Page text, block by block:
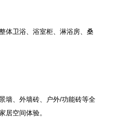
体卫浴、浴室柜、淋浴房、桑
墙、外墙砖、户外/功能砖等全
居空间体验。